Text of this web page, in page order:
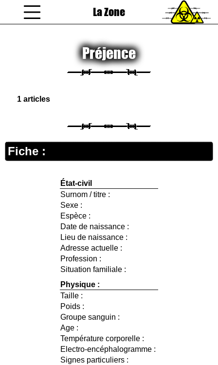
La Zone
Préjence
1 articles
Fiche :
État-civil
Surnom / titre :
Sexe :
Espèce :
Date de naissance :
Lieu de naissance :
Adresse actuelle :
Profession :
Situation familiale :
Physique :
Taille :
Poids :
Groupe sanguin :
Age :
Température corporelle :
Electro-encéphalogramme :
Signes particuliers :